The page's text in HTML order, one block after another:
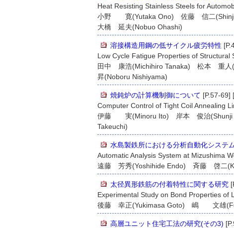
Heat Resisting Stainless Steels for
小野 寛(Yutaka Ono) 佐藤 信二
大橋 延夫(Nobuo Ohashi)
溶接構造用鋼の低サイクル疲労特性
Low Cycle Fatigue Properties of Structural
田中 康浩(Michihiro Tanaka) 松本 重
昇(Noboru Nishiyama)
焼鈍炉の計算機制御について [P.57-69]
Computer Control of Tight Coil Annealing
伊藤 実(Minoru Ito) 岸本 俊治(Shunji
Takeuchi)
水島製鉄所における分析自動化システ
Automatic Analysis System at Mizushima
遠藤 芳秀(Yoshihide Endo) 斉藤 啓二
太径異形鉄筋の付着特性に関する研究
Experimental Study on Bond Properties of
後藤 幸正(Yukimasa Goto) 嶋 文雄
高層ユニット住宅工法の研究(その3)